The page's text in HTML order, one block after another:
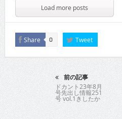
ドカント23年8月
号先出し情報251
号 vol.1きしたか
のさん